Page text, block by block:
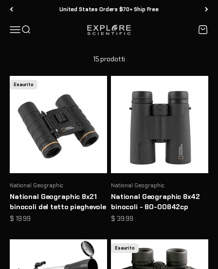
Vai al contenuto United States Orders $70+ Ship Free
MenùCerca Explore Scientific
15 prodotti
Esaurito
National Geographic
National Geographic 8x21
binocoli del tetto pieghevole
Prezzo scontato
$ 19.99
National Geographic
National Geographic 8x42
binocoli - 80-00842cp
Prezzo scontato
$ 39.99
Esaurito